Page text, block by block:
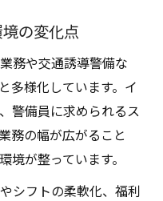
の変化点
務や交通誘導警備な
多様化しています。イ
警備員に求められるス
務の幅が広がること
境が整っています。
シフトの柔軟化、福利